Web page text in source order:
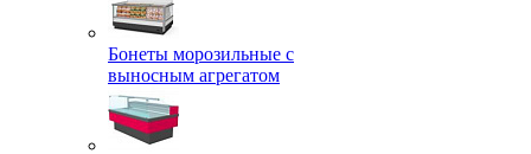
Бонеты морозильные с
выносным агрегатом